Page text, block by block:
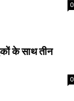
0
के साथ तीन
0